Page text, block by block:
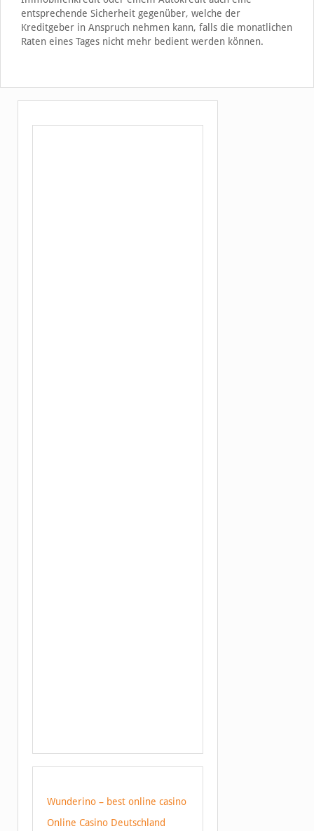
entsprechende Sicherheit gegenüber, welche der
Kreditgeber in Anspruch nehmen kann, falls die monatlichen
Raten eines Tages nicht mehr bedient werden können.
Wunderino – best online casino
Online Casino Deutschland